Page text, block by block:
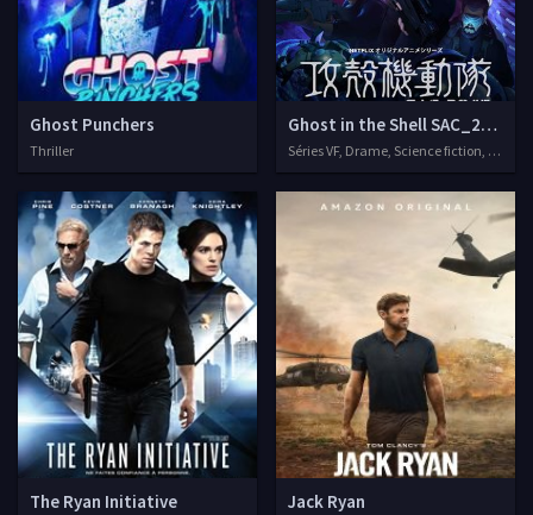
Ghost Punchers
Thriller
Ghost in the Shell SAC_2045
Séries VF, Drame, Science fiction,
The Ryan Initiative Jack Ryan